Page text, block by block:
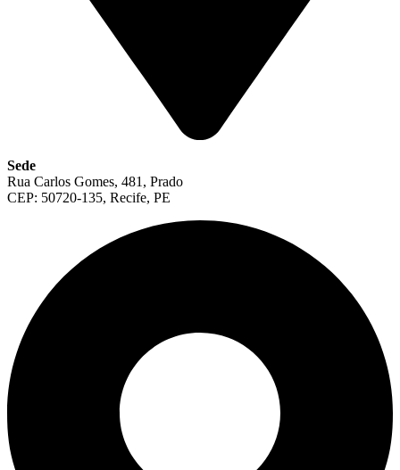
Sede
Rua Carlos Gomes, 481, Prado
CEP: 50720-135, Recife, PE